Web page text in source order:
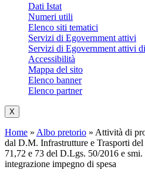
Dati Istat
Numeri utili
Elenco siti tematici
Servizi di Egovernment attivi
Servizi di Egovernment attivi
Accessibilità
Mappa del sito
Elenco banner
Elenco partner
X
Home » Albo pretorio » Attività di
dal D.M. Infrastrutture e Trasporti
71,72 e 73 del D.Lgs. 50/2016 e
integrazione impegno di spesa